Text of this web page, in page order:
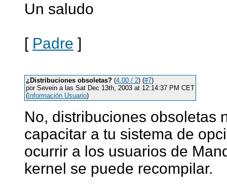
Un saludo
[ Padre ]
¿Distribuciones obsoletas? (4.00 / 2) (#7)
por Sevein a las Sat Dec 13th, 2003 at 12:14:37 PM CET
( Información Usuario)
No, distribuciones obsoletas
capacitar a tu sistema de
ocurrir a los usuarios de
kernel se puede recompilar.